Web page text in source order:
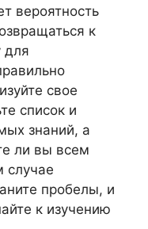
вероятность
к
для
свое
список и
знаний, а
ли вы всем
случае
пробелы, и
к изучению